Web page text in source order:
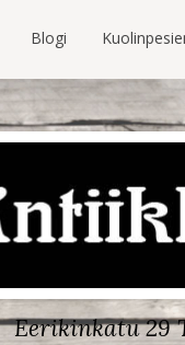
Blogi
Eerikinkatu 29